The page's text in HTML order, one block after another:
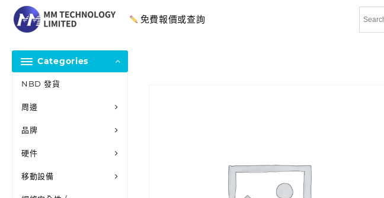
免費報價或查詢
Categories
NBD 發貨
周邊
品牌
硬件
移動設備